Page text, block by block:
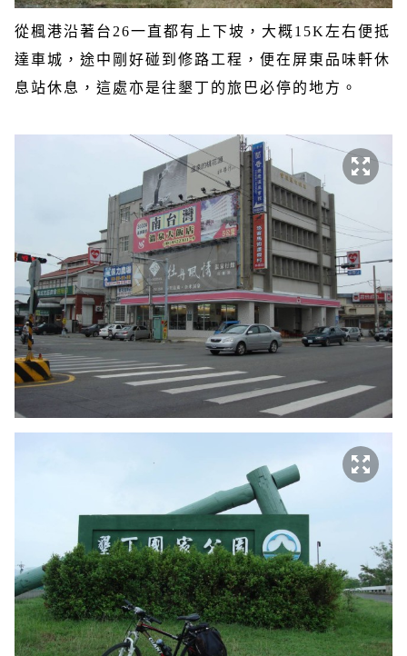
從楓港沿著台 26一直都有上下坡，大概15K 左右便抵
達車城，途中剛好碰到修路工程，便在屏東品味軒休
息站休息，這處亦是往墾丁的旅巴必停的地方。